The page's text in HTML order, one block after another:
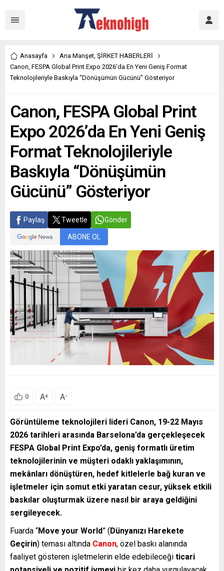
Anasayfa Ana Manşet, ŞİRKET HABERLERİ
Canon, FESPA Global Print Expo 2026’da En Yeni Geniş Format
Teknolojileriyle Baskıyla “Dönüşümün Gücünü” Gösteriyor
Canon, FESPA Global Print
Expo 2026’da En Yeni Geniş
Format Teknolojileriyle
Baskıyla “Dönüşümün
Gücünü” Gösteriyor
Paylaş Tweetle Gönder
ABONE OL
0 A+ A-
Görüntüleme teknolojileri lideri Canon, 19-22 Mayıs
2026 tarihleri arasında Barselona’da gerçekleşecek
FESPA Global Print Expo’da, geniş formatlı üretim
teknolojilerinin ve müşteri odaklı yaklaşımının,
mekânları dönüştüren, hedef kitlelerle bağ kuran ve
işletmeler için somut etki yaratan cesur, yüksek etkili
baskılar oluşturmak üzere nasıl bir araya geldiğini
sergileyecek.
Fuarda “Move your World” (Dünyanızı Harekete
Geçirin) teması altında Canon, özel baskı alanında
faaliyet gösteren işletmelerin elde edebileceği ticari